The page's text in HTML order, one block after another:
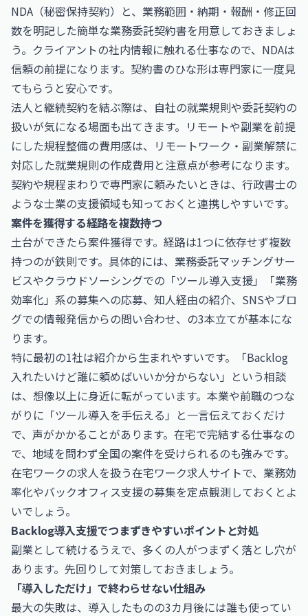
NDA（秘密保持契約）と、業務範囲・納期・報酬・修正回
数を明記した簡単な業務委託契約書を用意しておきましょ
う。クライアントの社内情報に触れる仕事なので、NDAは
信頼の前提になります。契約書のひな形は専門家に一度見
てもらうと安心です。
法人と継続契約を結ぶ際は、自社の就業規則や委託契約の
扱いが気になる場面も出てきます。リモートや副業を前提
にした規程整備の費用感は、 リモートワーク・副業解禁に
対応した就業規則の作成費用と注意点が参考になります。
契約や規程まわりで専門家に頼みたいときは、 行政書士の
ような士業の支援領域も知っておくと連携しやすいです。
案件を獲得する経路を複数持つ
土台ができたら案件獲得です。経路は1つに依存せず複数
持つのが鉄則です。具体的には、業務委託マッチングサー
ビスやクラウドソーシングでの「ツール導入支援」「業務
効率化」系の募集への応募、知人経由の紹介、SNSやブロ
グでの情報発信からの問い合わせ、の3本立てが基本にな
ります。
特に最初の1社は紹介から生まれやすいです。「Backlog
入れたいけど誰に頼めばいいか分からない」という相談
は、想像以上に身近に転がっています。本業や前職のつな
がりに「ツール導入を手伝える」と一言伝えておくだけ
で、声がかかることがあります。在宅で完結する仕事なの
で、地域を問わず全国の案件を受けられるのも強みです。
在宅ワークの求人を扱う在宅ワーク求人サイトで、業務効
率化やバックオフィス支援の募集を定点観測しておくとよ
いでしょう。
Backlog導入支援でつまずきやすいポイントと対処
副業として続けるうえで、多くの人がつまずく落とし穴が
あります。先回りして対策しておきましょう。
「導入しただけ」で終わらせない仕組み
最大の失敗は、導入したものの3カ月後には誰も使ってい